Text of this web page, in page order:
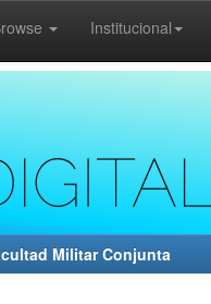
Institucional
Militar Conjunta